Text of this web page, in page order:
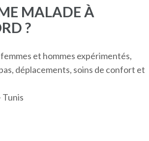
MALADE À
?
et hommes expérimentés,
déplacements, soins de confort et